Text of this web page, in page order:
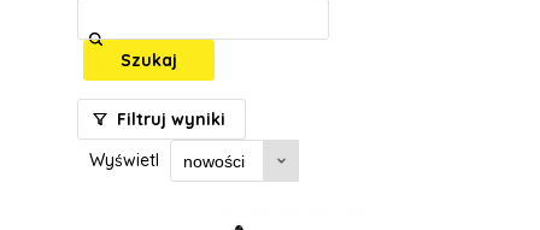
Szukaj
Filtruj wyniki
Wyświetl